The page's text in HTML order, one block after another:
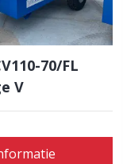
70/FL
V